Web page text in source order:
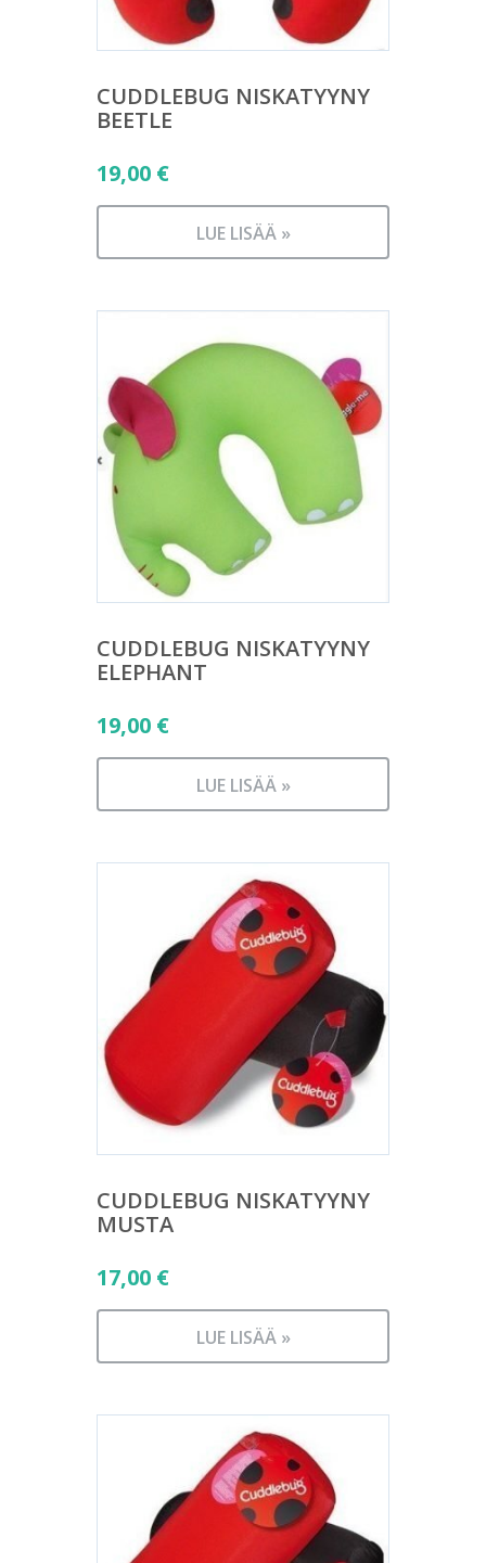
CUDDLEBUG NISKATYYNY
BEETLE
19,00 €
LUE LISÄÄ »
CUDDLEBUG NISKATYYNY
ELEPHANT
19,00 €
LUE LISÄÄ »
CUDDLEBUG NISKATYYNY
MUSTA
17,00 €
LUE LISÄÄ »